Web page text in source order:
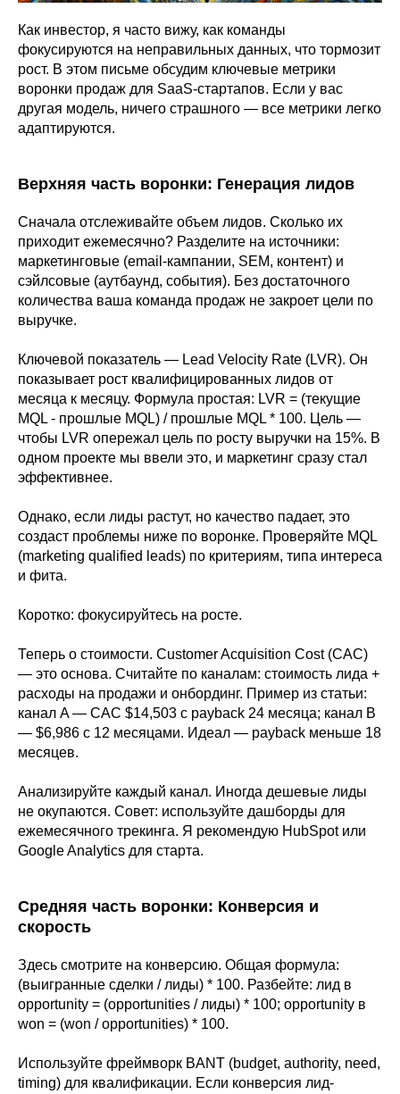
Как инвестор, я часто вижу, как команды
фокусируются на неправильных данных, что тормозит
рост. В этом письме обсудим ключевые метрики
воронки продаж для SaaS-стартапов. Если у вас
другая модель, ничего страшного — все метрики легко
адаптируются.
Верхняя часть воронки: Генерация лидов
Сначала отслеживайте объем лидов. Сколько их
приходит ежемесячно? Разделите на источники:
маркетинговые (email-кампании, SEM, контент) и
сэйлсовые (аутбаунд, события). Без достаточного
количества ваша команда продаж не закроет цели по
выручке.
Ключевой показатель — Lead Velocity Rate (LVR). Он
показывает рост квалифицированных лидов от
месяца к месяцу. Формула простая: LVR = (текущие
MQL - прошлые MQL) / прошлые MQL * 100. Цель —
чтобы LVR опережал цель по росту выручки на 15%. В
одном проекте мы ввели это, и маркетинг сразу стал
эффективнее.
Однако, если лиды растут, но качество падает, это
создаст проблемы ниже по воронке. Проверяйте MQL
(marketing qualified leads) по критериям, типа интереса
и фита.
Коротко: фокусируйтесь на росте.
Теперь о стоимости. Customer Acquisition Cost (CAC)
— это основа. Считайте по каналам: стоимость лида +
расходы на продажи и онбординг. Пример из статьи:
канал A — CAC $14,503 с payback 24 месяца; канал B
— $6,986 с 12 месяцами. Идеал — payback меньше 18
месяцев.
Анализируйте каждый канал. Иногда дешевые лиды
не окупаются. Совет: используйте дашборды для
ежемесячного трекинга. Я рекомендую HubSpot или
Google Analytics для старта.
Средняя часть воронки: Конверсия и
скорость
Здесь смотрите на конверсию. Общая формула:
(выигранные сделки / лиды) * 100. Разбейте: лид в
opportunity = (opportunities / лиды) * 100; opportunity в
won = (won / opportunities) * 100.
Используйте фреймворк BANT (budget, authority, need,
timing) для квалификации. Если конверсия лид-